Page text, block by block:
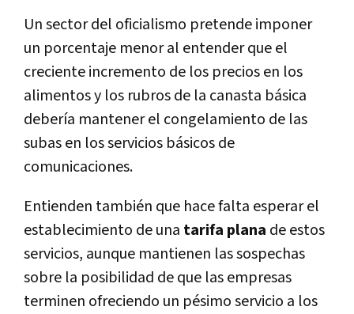
Un sector del oficialismo pretende imponer
un porcentaje menor al entender que el
creciente incremento de los precios en los
alimentos y los rubros de la canasta básica
debería mantener el congelamiento de las
subas en los servicios básicos de
comunicaciones.
Entienden también que hace falta esperar el
establecimiento de una tarifa plana de estos
servicios, aunque mantienen las sospechas
sobre la posibilidad de que las empresas
terminen ofreciendo un pésimo servicio a los